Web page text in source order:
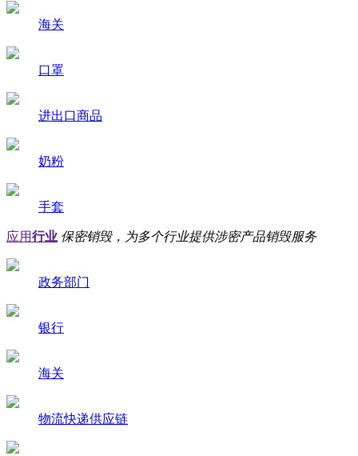
海关
口罩
进出口商品
奶粉
手套
应用行业 保密销毁，为多个行业提供涉密产品销毁服务
政务部门
银行
海关
物流快递供应链